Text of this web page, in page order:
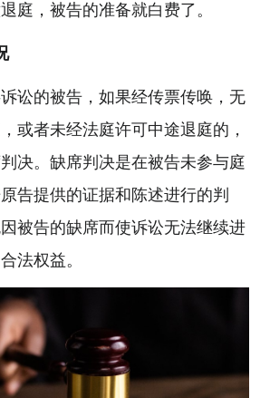
庭，被告的准备就白费了。
讼的被告，如果经传票传唤，无
或者未经法庭许可中途退庭的，
决。缺席判决是在被告未参与庭
告提供的证据和陈述进行的判
被告的缺席而使诉讼无法继续进
法权益。